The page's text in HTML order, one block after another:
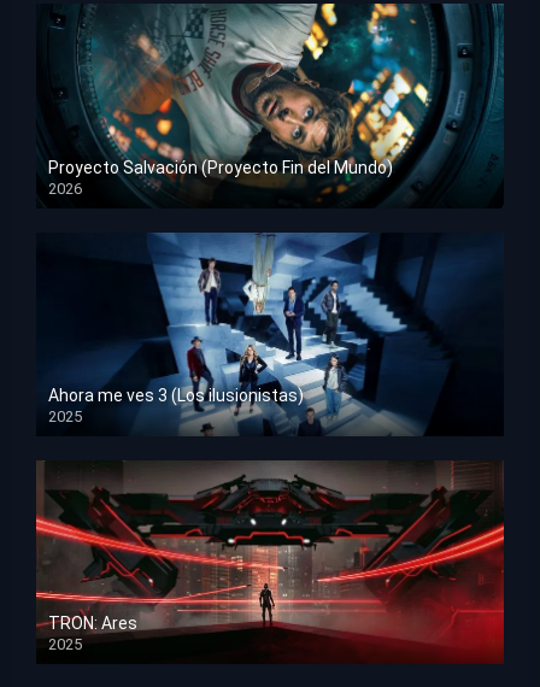
Proyecto Salvación (Proyecto Fin del Mundo)
2026
HD 1080p
Ahora me ves 3 (Los ilusionistas)
2025
HD 1080p
TRON: Ares
2025
HD 1080p